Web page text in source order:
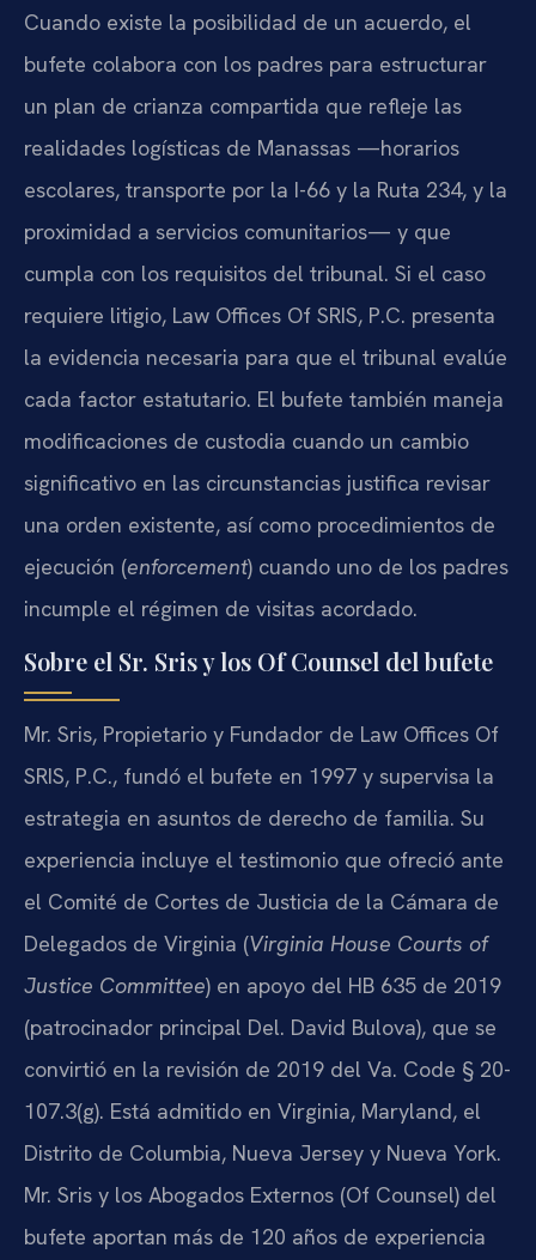
Cuando existe la posibilidad de un acuerdo, el
bufete colabora con los padres para estructurar
un plan de crianza compartida que refleje las
realidades logísticas de Manassas —horarios
escolares, transporte por la I-66 y la Ruta 234, y la
proximidad a servicios comunitarios— y que
cumpla con los requisitos del tribunal. Si el caso
requiere litigio, Law Offices Of SRIS, P.C. presenta
la evidencia necesaria para que el tribunal evalúe
cada factor estatutario. El bufete también maneja
modificaciones de custodia cuando un cambio
significativo en las circunstancias justifica revisar
una orden existente, así como procedimientos de
ejecución (enforcement) cuando uno de los padres
incumple el régimen de visitas acordado.
Sobre el Sr. Sris y los Of Counsel del bufete
Mr. Sris, Propietario y Fundador de Law Offices Of
SRIS, P.C., fundó el bufete en 1997 y supervisa la
estrategia en asuntos de derecho de familia. Su
experiencia incluye el testimonio que ofreció ante
el Comité de Cortes de Justicia de la Cámara de
Delegados de Virginia (Virginia House Courts of
Justice Committee) en apoyo del HB 635 de 2019
(patrocinador principal Del. David Bulova), que se
convirtió en la revisión de 2019 del Va. Code § 20-
107.3(g). Está admitido en Virginia, Maryland, el
Distrito de Columbia, Nueva Jersey y Nueva York.
Mr. Sris y los Abogados Externos (Of Counsel) del
bufete aportan más de 120 años de experiencia